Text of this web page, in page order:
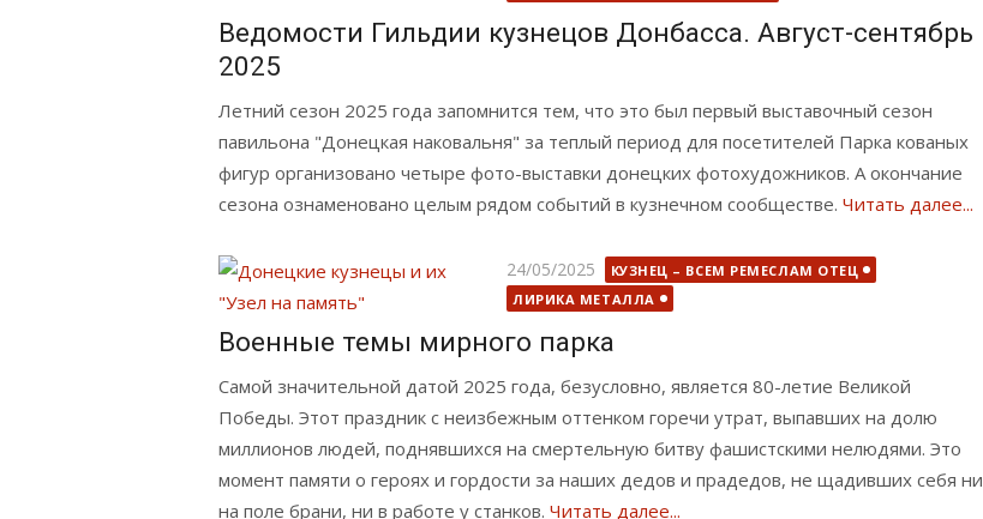
Ведомости Гильдии кузнецов Донбасса. Август-сентябрь
2025
Летний сезон 2025 года запомнится тем, что это был первый выставочный сезон
павильона "Донецкая наковальня" за теплый период для посетителей Парка кованых
фигур организовано четыре фото-выставки донецких фотохудожников. А окончание
сезона ознаменовано целым рядом событий в кузнечном сообществе. Читать далее...
Опубликовано
24/05/2025
КУЗНЕЦ – ВСЕМ РЕМЕСЛАМ ОТЕЦ
ЛИРИКА МЕТАЛЛА
Военные темы мирного парка
Самой значительной датой 2025 года, безусловно, является 80-летие Великой
Победы. Этот праздник с неизбежным оттенком горечи утрат, выпавших на долю
миллионов людей, поднявшихся на смертельную битву фашистскими нелюдями. Это
момент памяти о героях и гордости за наших дедов и прадедов, не щадивших себя ни
на поле брани, ни в работе у станков. Читать далее...